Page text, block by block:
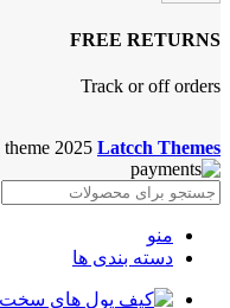
FREE RETURNS
Track or off orders
theme 2025 Latcch Themes
منو
دسته بندی ها